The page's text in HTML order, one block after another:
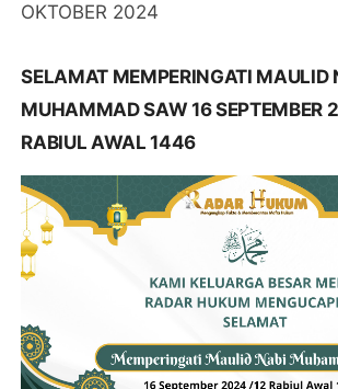
OKTOBER 2024
SELAMAT MEMPERINGATI MAULID
MUHAMMAD SAW 16 SEPTEMBER
RABIUL AWAL 1446